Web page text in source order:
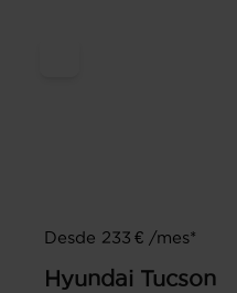
Desde 233 € /mes*
Hyundai Tucson